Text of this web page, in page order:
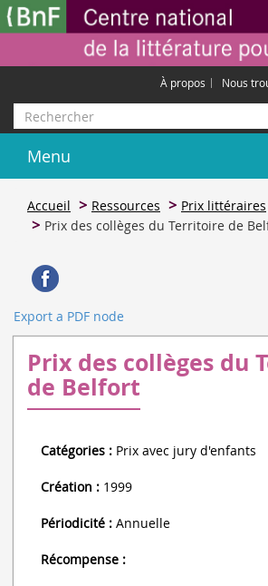
Aller
au
principal
À propos Nous
Rechercher
Menu
Accueil Ressources
Prix littéraires
Prix des collèges du Territoire de
Export a PDF node
Prix des collèges du
de Belfort
Catégories : Prix avec jury d'enfants
Création : 1999
Périodicité : Annuelle
Récompense :
Gestion des cookies